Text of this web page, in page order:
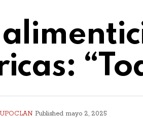
Published mayo 2, 2025